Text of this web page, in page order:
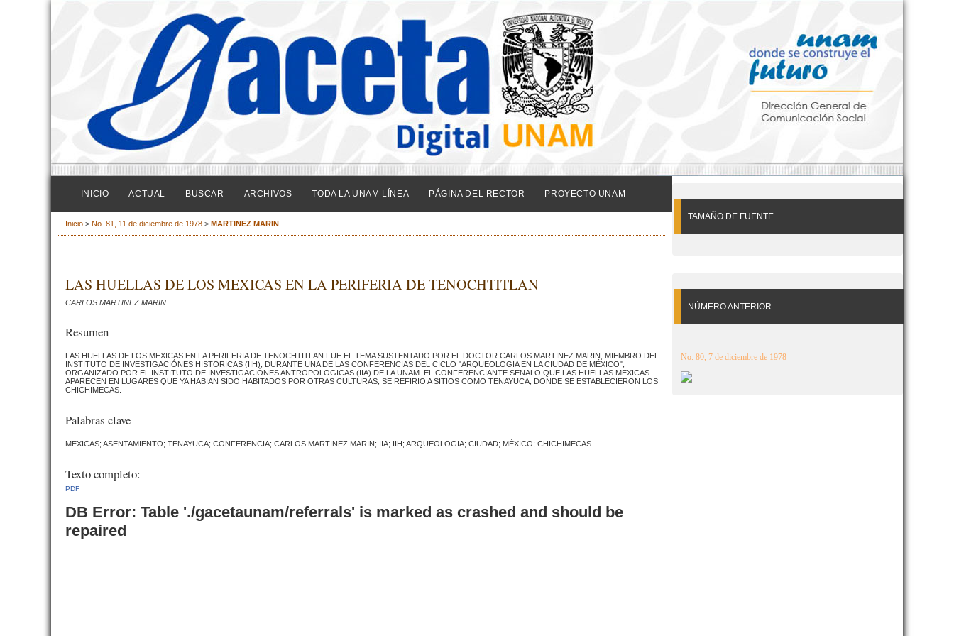
TAMAÑO DE FUENTE
NÚMERO ANTERIOR
No. 80, 7 de diciembre de 1978
INICIO ACTUAL BUSCAR ARCHIVOS TODA LA UNAM LÍNEA PÁGINA DEL RECTOR PROYECTO UNAM
Inicio > No. 81, 11 de diciembre de 1978 > MARTINEZ MARIN
LAS HUELLAS DE LOS MEXICAS EN LA PERIFERIA DE TENOCHTITLAN
CARLOS MARTINEZ MARIN
Resumen
LAS HUELLAS DE LOS MEXICAS EN LA PERIFERIA DE TENOCHTITLAN FUE EL TEMA SUSTENTADO POR EL DOCTOR CARLOS MARTINEZ MARIN, MIEMBRO DEL
INSTITUTO DE INVESTIGACIÓNES HISTORICAS (IIH), DURANTE UNA DE LAS CONFERENCIAS DEL CICLO "ARQUEOLOGIA EN LA CIUDAD DE MÉXICO",
ORGANIZADO POR EL INSTITUTO DE INVESTIGACIÓNES ANTROPOLOGICAS (IIA) DE LA UNAM. EL CONFERENCIANTE SENALO QUE LAS HUELLAS MEXICAS
APARECEN EN LUGARES QUE YA HABIAN SIDO HABITADOS POR OTRAS CULTURAS; SE REFIRIO A SITIOS COMO TENAYUCA, DONDE SE ESTABLECIERON LOS
CHICHIMECAS.
Palabras clave
MEXICAS; ASENTAMIENTO; TENAYUCA; CONFERENCIA; CARLOS MARTINEZ MARIN; IIA; IIH; ARQUEOLOGIA; CIUDAD; MÉXICO; CHICHIMECAS
Texto completo:
PDF
DB Error: Table './gacetaunam/referrals' is marked as crashed and should be
repaired